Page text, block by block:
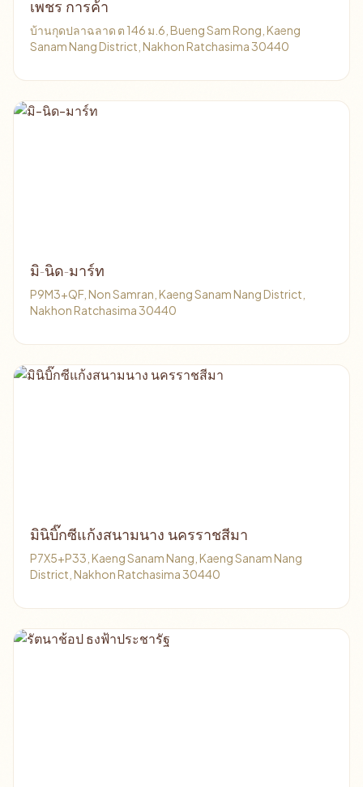
เพชร การค้า
บ้านกุดปลาฉลาด ต 146 ม.6, Bueng Sam Rong, Kaeng
Sanam Nang District, Nakhon Ratchasima 30440
มิ-นิด-มาร์ท
P9M3+QF, Non Samran, Kaeng Sanam Nang District,
Nakhon Ratchasima 30440
มินิบิ๊กซีแก้งสนามนาง นครราชสีมา
P7X5+P33, Kaeng Sanam Nang, Kaeng Sanam Nang
District, Nakhon Ratchasima 30440